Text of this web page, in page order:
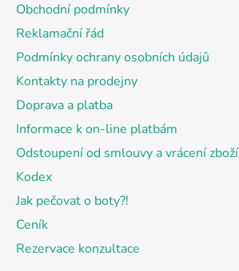
Obchodní podmínky
Reklamační řád
Podmínky ochrany osobních údajů
Kontakty na prodejny
Doprava a platba
Informace k on-line platbám
Odstoupení od smlouvy a vrácení zboží
Kodex
Jak pečovat o boty?!
Ceník
Rezervace konzultace